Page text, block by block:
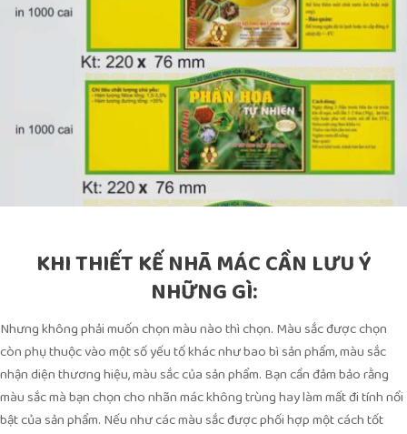
KHI THIẾT KẾ NHÃ MÁC CẦN LƯU Ý
NHỮNG GÌ:
Nhưng không phải muốn chọn màu nào thì chọn. Màu sắc được chọn
còn phụ thuộc vào một số yếu tố khác như bao bì sản phẩm, màu sắc
nhận diện thương hiệu, màu sắc của sản phẩm. Bạn cần đảm bảo rằng
màu sắc mà bạn chọn cho nhãn mác không trùng hay làm mất đi tính nổi
bật của sản phẩm. Nếu như các màu sắc được phối hợp một cách tốt